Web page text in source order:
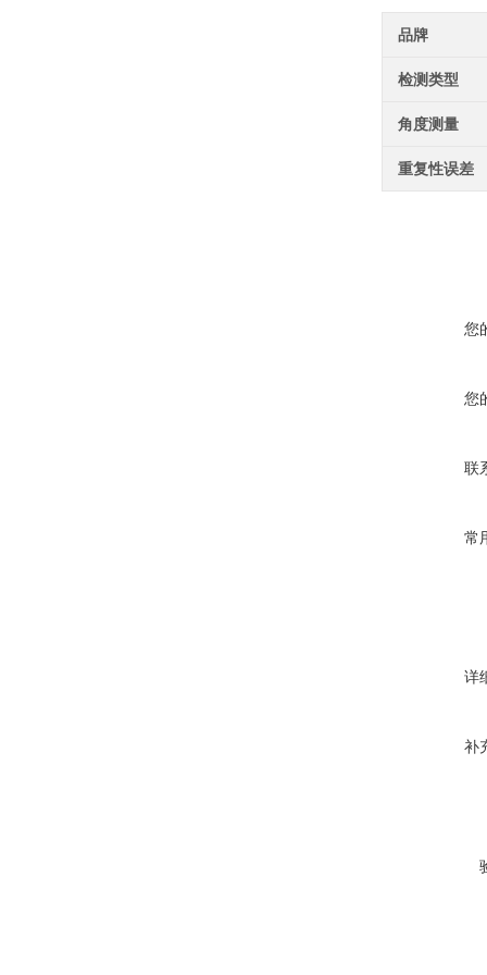
品牌
检测类型
角度测量
重复性误差
您
您
联
常
详
补